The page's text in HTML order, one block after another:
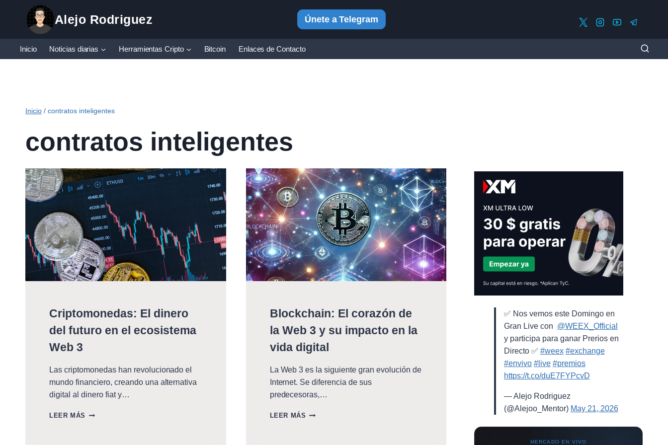
contenido
Alejo Rodriguez Únete a Telegram
Inicio Noticias diarias Herramientas Cripto Bitcoin Enlaces de Contacto
Inicio / contratos inteligentes
contratos inteligentes
Criptomonedas: El dinero
del futuro en el ecosistema
Web 3
Las criptomonedas han revolucionado el
mundo financiero, creando una alternativa
digital al dinero fiat y…
LEER MÁS CRIPTOMONEDAS:
Blockchain: El corazón de
la Web 3 y su impacto en la
vida digital
La Web 3 es la siguiente gran evolución de
Internet. Se diferencia de sus
predecesoras,…
LEER MÁS BLOCKCHAIN:
✅ Nos vemos este Domingo en
Gran Live con ⁨ @WEEX_Official
y participa para ganar Prerios en
Directo ✅ #weex #exchange
#envivo #live #premios
https://t.co/duE7FYPcvD
— Alejo Rodriguez
(@Alejoo_Mentor) May 21, 2026
MERCADO EN VIVO